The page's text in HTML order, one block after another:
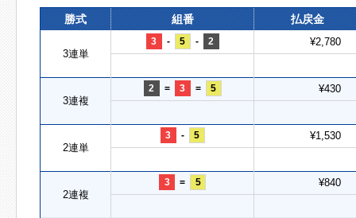
勝式 組番 払戻金
3連単
3 - 5 - 2 ¥2,780
3連複
2 = 3 = 5 ¥430
2連単
3 - 5 ¥1,530
2連複
3 = 5 ¥840